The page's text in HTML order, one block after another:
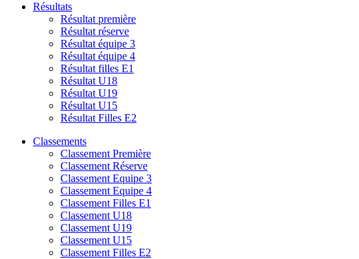
Résultats
Résultat première
Résultat réserve
Résultat équipe 3
Résultat équipe 4
Résultat filles E1
Résultat U18
Résultat U19
Résultat U15
Résultat Filles E2
Classements
Classement Première
Classement Réserve
Classement Equipe 3
Classement Equipe 4
Classement Filles E1
Classement U18
Classement U19
Classement U15
Classement Filles E2